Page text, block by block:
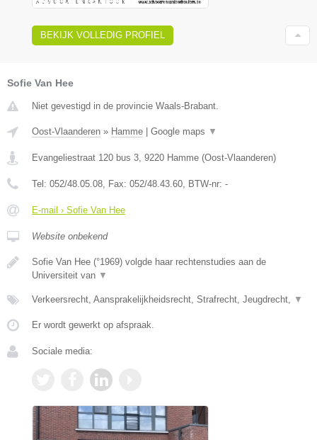
BEKIJK VOLLEDIG PROFIEL
Sofie Van Hee
Niet gevestigd in de provincie Waals-Brabant.
Oost-Vlaanderen » Hamme Google maps ▼
Evangeliestraat 120 bus 3, 9220 Hamme (Oost-Vlaanderen)
Tel: 052/48.05.08, Fax: 052/48.43.60, BTW-nr: -
E-mail › Sofie Van Hee
Website onbekend
Sofie Van Hee (°1969) volgde haar rechtenstudies aan de
Universiteit van ▼
Verkeersrecht, Aansprakelijkheidsrecht, Strafrecht, Jeugdrecht, ▼
Er wordt gewerkt op afspraak.
Sociale media: